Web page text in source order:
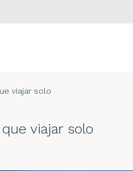
viajar solo
viajar solo